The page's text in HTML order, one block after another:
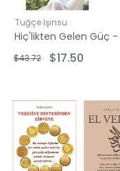
Tuğçe Işınsu
$17.50
$43.72